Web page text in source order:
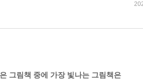
그림책 중에 가장 빛나는 그림책은